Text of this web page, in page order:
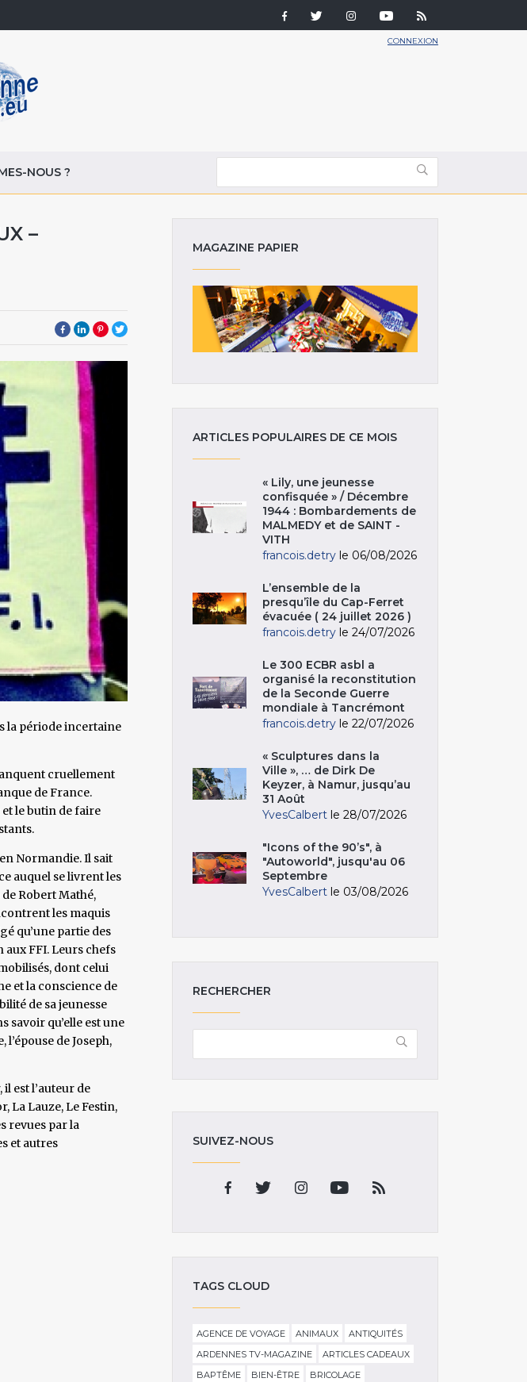
CONNEXION
NOUS ?
–
la période incertaine
cruellement
de France.
le butin de faire
Normandie. Il sait
auquel se livrent les
Robert Mathé,
les maquis
qu’une partie des
aux FFI. Leurs chefs
dont celui
et la conscience de
de sa jeunesse
savoir qu’elle est une
de Joseph,
est l’auteur de
La Lauze, Le Festin,
revues par la
et autres
MAGAZINE PAPIER
ARTICLES POPULAIRES DE CE MOIS
« Lily, une jeunesse
confisquée » / Décembre
1944 : Bombardements de
MALMEDY et de SAINT -
VITH
francois.detry le 06/08/2026
L’ensemble de la
presqu’île du Cap-Ferret
évacuée ( 24 juillet 2026 )
francois.detry le 24/07/2026
Le 300 ECBR asbl a
organisé la reconstitution
de la Seconde Guerre
mondiale à Tancrémont
francois.detry le 22/07/2026
« Sculptures dans la
Ville », … de Dirk De
Keyzer, à Namur, jusqu’au
31 Août
YvesCalbert le 28/07/2026
"Icons of the 90’s", à
"Autoworld", jusqu'au 06
Septembre
YvesCalbert le 03/08/2026
RECHERCHER
SUIVEZ-NOUS
TAGS CLOUD
AGENCE DE VOYAGE ANIMAUX
ANTIQUITÉS
ARDENNES TV-MAGAZINE
ARTICLES CADEAUX
BAPTÊME
BIEN-ÊTRE
BRICOLAGE